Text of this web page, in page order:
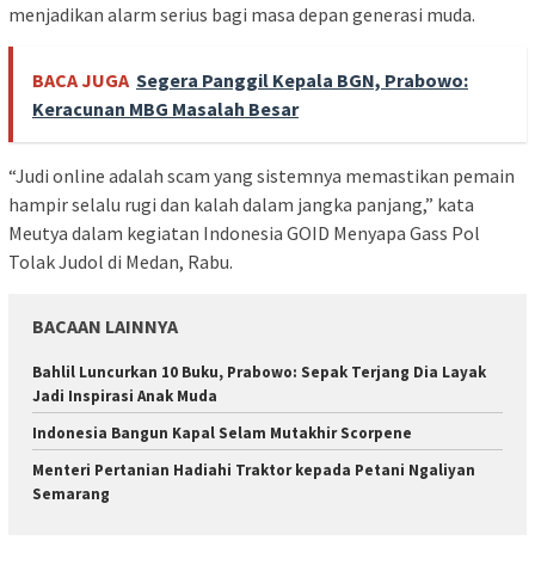
menjadikan alarm serius bagi masa depan generasi muda.
BACA JUGA Segera Panggil Kepala BGN, Prabowo:
Keracunan MBG Masalah Besar
“Judi online adalah scam yang sistemnya memastikan pemain
hampir selalu rugi dan kalah dalam jangka panjang,” kata
Meutya dalam kegiatan Indonesia GOID Menyapa Gass Pol
Tolak Judol di Medan, Rabu.
BACAAN LAINNYA
Bahlil Luncurkan 10 Buku, Prabowo: Sepak Terjang Dia Layak
Jadi Inspirasi Anak Muda
Indonesia Bangun Kapal Selam Mutakhir Scorpene
Menteri Pertanian Hadiahi Traktor kepada Petani Ngaliyan
Semarang